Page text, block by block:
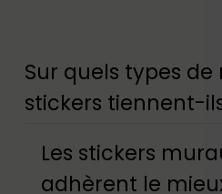
Sur quels types de
stickers tiennent-
Les stickers
adhèrent le